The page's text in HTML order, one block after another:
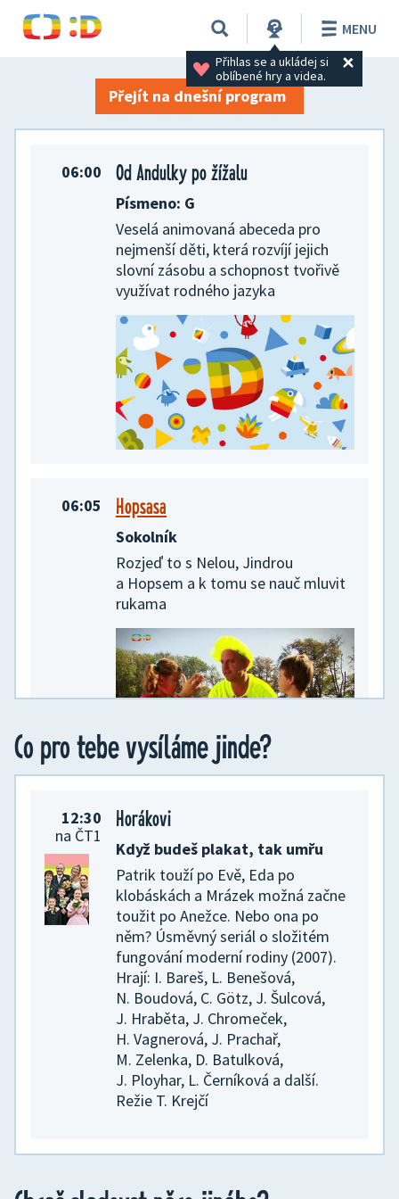
Přihlas se a ukládej si
oblíbené hry a videa.
MENU
TV program na 23. 07. 2026
Přejít na dnešní program
06:00 Od Andulky po žížalu
Písmeno: G
Veselá animovaná abeceda pro
nejmenší děti, která rozvíjí jejich
slovní zásobu a schopnost tvořivě
využívat rodného jazyka
06:05 Hopsasa
Sokolník
Rozjeď to s Nelou, Jindrou
a Hopsem a k tomu se nauč mluvit
rukama
06:15 O myšce a medvědovi (seriál)
16/26 Hra na ticho
Bručounský medvěd Ernest
a upovídaná myška Celestina se
stávají nerozlučnou dvojicí.
Animovaný seriál
06:30 Pan Jezevec a paní Liška
Co pro tebe vysíláme jinde?
12:30
na ČT1
Horákovi
Když budeš plakat, tak umřu
Patrik touží po Evě, Eda po
klobáskách a Mrázek možná začne
toužit po Anežce. Nebo ona po
něm? Úsměvný seriál o složitém
fungování moderní rodiny (2007).
Hrají: I. Bareš, L. Benešová,
N. Boudová, C. Götz, J. Šulcová,
J. Hraběta, J. Chromeček,
H. Vagnerová, J. Prachař,
M. Zelenka, D. Batulková,
J. Ployhar, L. Černíková a další.
Režie T. Krejčí